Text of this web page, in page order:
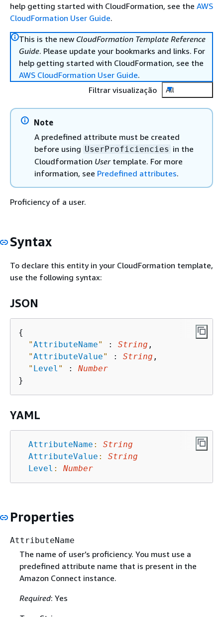
help getting started with CloudFormation, see the AWS
CloudFormation User Guide.
This is the new CloudFormation Template Reference
Guide. Please update your bookmarks and links. For
help getting started with CloudFormation, see the
AWS CloudFormation User Guide.
Filtrar visualização
All
Note
A predefined attribute must be created
before using UserProficiencies in the
Cloudformation Usertemplate. For more
information, see Predefined attributes.
Proficiency of a user.
Syntax
To declare this entity in your CloudFormation template,
use the following syntax:
JSON
{
"AttributeName" : String ,
"AttributeValue" : String ,
" Level " : Number
YAML
AttributeName :
String
AttributeValue :
String
Level : Number
Properties
AttributeName
The name of user’s proficiency. You must use a
predefined attribute name that is present in the
Amazon Connect instance.
Required: Yes